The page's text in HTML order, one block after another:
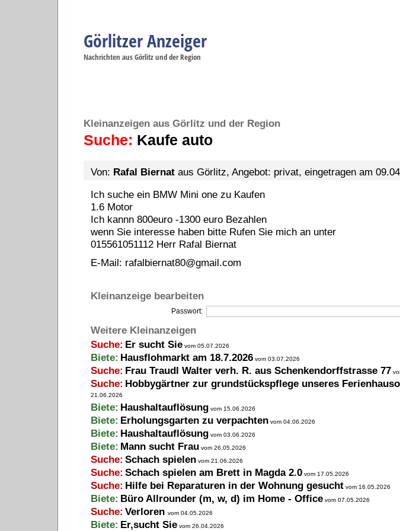
Görlitzer Anzeiger
Nachrichten aus Görlitz und der Region
Kleinanzeigen aus Görlitz und der Region
Suche: Kaufe auto
Von: Rafal Biernataus Görlitz, Angebot: privat, eingetragen am
Ich suche ein BMW Mini one zu Kaufen
1.6 Motor
Ich kannn 800euro -1300 euro Bezahlen
wenn Sie interesse haben bitte Rufen Sie mich an unter
015561051112 Herr Rafal Biernat
E-Mail: rafalbiernat80@gmail.com
Kleinanzeige bearbeiten
Passwort:
Weitere Kleinanzeigen
Suche: Er sucht Sie vom 05.07.2026
Biete: Hausflohmarkt am 18.7.2026 vom 03.07.2026
Suche: Frau Traudl Walter verh. R. aus Schenkendorffstrasse 77
Suche: Hobbygärtner zur grundstückspflege unseres
21.06.2026
Biete: Haushaltauflösung vom 15.06.2026
Biete: Erholungsgarten zu verpachten vom 04.06.2026
Biete: Haushaltauflösung vom 03.06.2026
Biete: Mann sucht Frau vom 26.05.2026
Suche: Schach spielen vom 21.06.2026
Suche: Schach spielen am Brett in Magda 2.0 vom 17.05.2026
Suche: Hilfe bei Reparaturen in der Wohnung gesucht vom 16.05.2026
Biete: Büro Allrounder (m, w, d) im Home - Office vom 07.05.2026
Suche: Verloren vom 04.05.2026
Biete: Er,sucht Sie vom 26.04.2026